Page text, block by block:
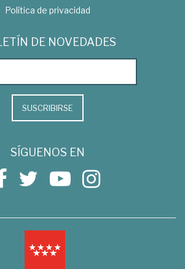
Política de privacidad
DE NOVEDADES
SUSCRIBIRSE
SÍGUENOS EN